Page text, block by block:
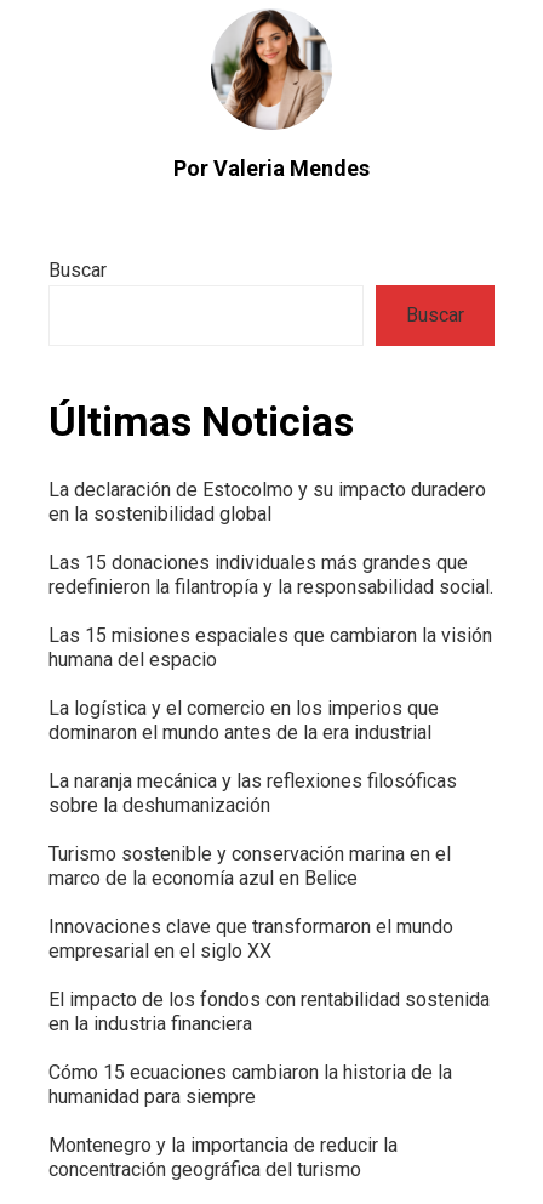
Por Valeria Mendes
Buscar
Buscar
Últimas Noticias
La declaración de Estocolmo y su impacto duradero
en la sostenibilidad global
Las 15 donaciones individuales más grandes que
redefinieron la filantropía y la responsabilidad social.
Las 15 misiones espaciales que cambiaron la visión
humana del espacio
La logística y el comercio en los imperios que
dominaron el mundo antes de la era industrial
La naranja mecánica y las reflexiones filosóficas
sobre la deshumanización
Turismo sostenible y conservación marina en el
marco de la economía azul en Belice
Innovaciones clave que transformaron el mundo
empresarial en el siglo XX
El impacto de los fondos con rentabilidad sostenida
en la industria financiera
Cómo 15 ecuaciones cambiaron la historia de la
humanidad para siempre
Montenegro y la importancia de reducir la
concentración geográfica del turismo